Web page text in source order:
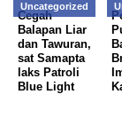
Uncategorized
Cegah
Balapan Liar
dan Tawuran,
sat Samapta
laks Patroli
Blue Light